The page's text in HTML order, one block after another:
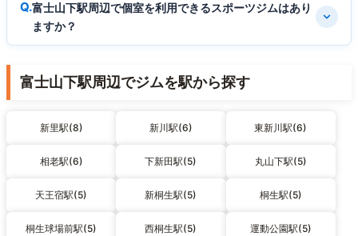
富士山下駅周辺で個室を利用できるスポーツジムはあり
ますか？
富士山下駅周辺でジムを駅から探す
新里駅(8) 新川駅(6) 東新川駅(6)
相老駅(6) 下新田駅(5) 丸山下駅(5)
天王宿駅(5) 新桐生駅(5) 桐生駅(5)
桐生球場前駅(5) 西桐生駅(5) 運動公園駅(5)